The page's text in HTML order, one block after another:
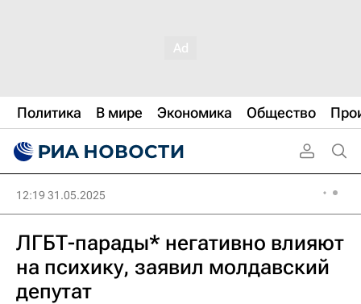
Политика В мире Экономика Общество
12:19 31.05.2025
ЛГБТ-парады* негативно влияют
на психику, заявил молдавский
депутат